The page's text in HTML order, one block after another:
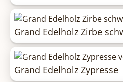
Grand Edelholz Zirbe
Grand Edelholz Zypresse